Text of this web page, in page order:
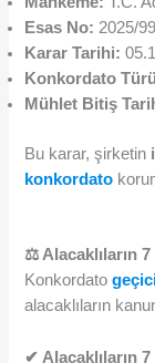
Esas No: 2025/
Karar Tarihi:
Konkordato
Mühlet Bitiş
Bu karar, şirketin
konkordato
⚖️ Alacaklıların
Konkordato
alacaklıların
✔ Alacaklıların